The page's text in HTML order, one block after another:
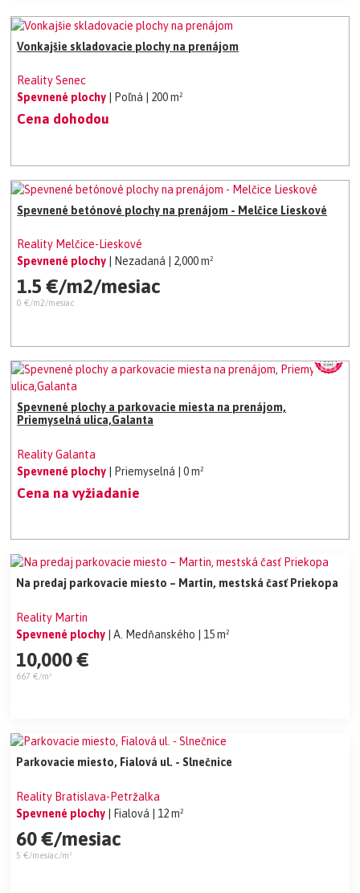
Vonkajšie skladovacie plochy na prenájom
Reality Senec
Spevnené plochy
| Poľná | 200 m²
Cena dohodou
Spevnené betónové plochy na prenájom - Melčice Lieskové
Reality Melčice-Lieskové
Spevnené plochy
| Nezadaná | 2,000 m²
1.5 €/m2/mesiac
0 €/m2/mesiac
Spevnené plochy a parkovacie miesta na prenájom,
Priemyselná ulica,Galanta
Reality Galanta
Spevnené plochy
| Priemyselná | 0 m²
Cena na vyžiadanie
Na predaj parkovacie miesto – Martin, mestská časť Priekopa
Reality Martin
Spevnené plochy
| A. Medňanského | 15 m²
10,000 €
667 €/m²
Parkovacie miesto, Fialová ul. - Slnečnice
Reality Bratislava-Petržalka
Spevnené plochy
| Fialová | 12 m²
60 €/mesiac
5 €/mesiac/m²